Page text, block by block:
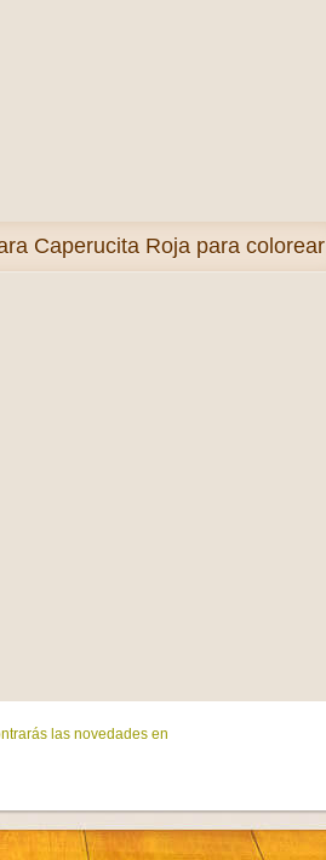
Caperucita Roja para colorear
las novedades en